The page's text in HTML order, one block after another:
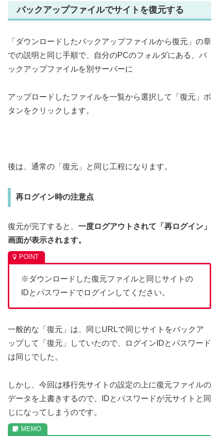
バックアップファイルでサイトを復元する
「ダウンロードしたバックアップファイルから復元」の章
での説明と同じ手順で、自分のPCのフォルダにある、バ
ックアップファイルを別サーバーに
アップロードしたファイルを一覧から選択して「復元」ボ
タンをクリックします。
後は、通常の「復元」と同じ工程になります。
再ログイン時の注意点
復元が完了すると、 一度ログアウトされて「再ログイン」
画面が表示されます。
※ダウンロードした復元ファイルと同じサイトの
IDとパスワードでログインしてください。
一般的な「復元」は、同じURLで同じサイトをバックア
ップして「復元」していたので、ログインIDとパスワード
は同じでした。
しかし、今回は移行先サイトの設定の上に復元ファイルの
データを上書きするので、IDとパスワードが元サイトと同
じになってしまうのです。